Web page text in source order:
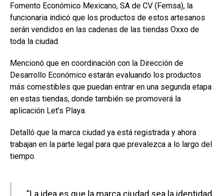
Fomento Económico Mexicano, SA de CV (Femsa), la
funcionaria indicó que los productos de estos artesanos
serán vendidos en las cadenas de las tiendas Oxxo de
toda la ciudad.
Mencionó que en coordinación con la Dirección de
Desarrollo Económico estarán evaluando los productos
más comestibles que puedan entrar en una segunda etapa
en estas tiendas, donde también se promoverá la
aplicación Let’s Playa.
Detalló que la marca ciudad ya está registrada y ahora
trabajan en la parte legal para que prevalezca a lo largo del
tiempo.
“La idea es que la marca ciudad sea la identidad